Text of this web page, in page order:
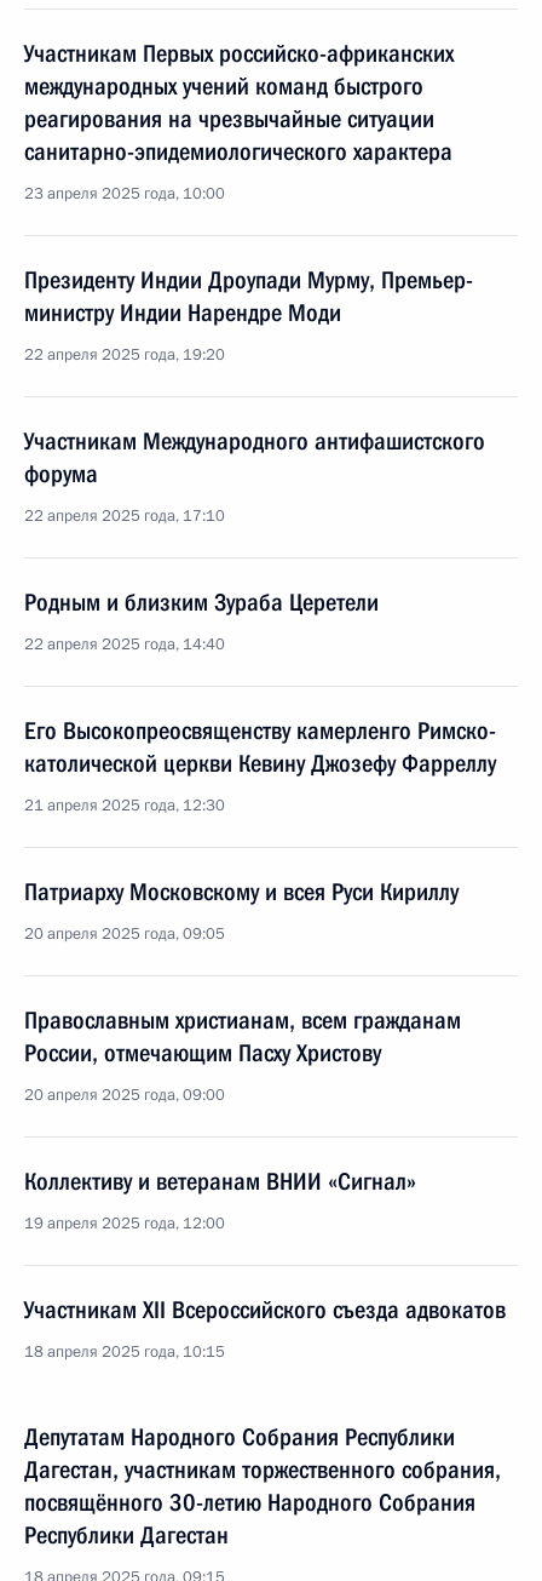
Участникам Первых российско-африканских
международных учений команд быстрого
реагирования на чрезвычайные ситуации
санитарно-эпидемиологического характера
23 апреля 2025 года, 10:00
Президенту Индии Дроупади Мурму, Премьер-
министру Индии Нарендре Моди
22 апреля 2025 года, 19:20
Участникам Международного антифашистского
форума
22 апреля 2025 года, 17:10
Родным и близким Зураба Церетели
22 апреля 2025 года, 14:40
Его Высокопреосвященству камерленго Римско-
католической церкви Кевину Джозефу Фарреллу
21 апреля 2025 года, 12:30
Патриарху Московскому и всея Руси Кириллу
20 апреля 2025 года, 09:05
Православным христианам, всем гражданам
России, отмечающим Пасху Христову
20 апреля 2025 года, 09:00
Коллективу и ветеранам ВНИИ «Сигнал»
19 апреля 2025 года, 12:00
Участникам XII Всероссийского съезда адвокатов
18 апреля 2025 года, 10:15
Депутатам Народного Собрания Республики
Дагестан, участникам торжественного собрания,
посвящённого 30-летию Народного Собрания
Республики Дагестан